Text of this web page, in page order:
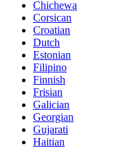
Chichewa
Corsican
Croatian
Dutch
Estonian
Filipino
Finnish
Frisian
Galician
Georgian
Gujarati
Haitian